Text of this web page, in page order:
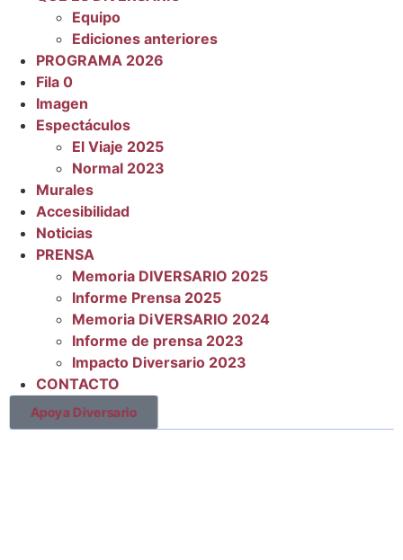
Equipo
Ediciones anteriores
PROGRAMA 2026
Fila 0
Imagen
Espectáculos
El Viaje 2025
Normal 2023
Murales
Accesibilidad
Noticias
PRENSA
Memoria DIVERSARIO 2025
Informe Prensa 2025
Memoria DiVERSARIO 2024
Informe de prensa 2023
Impacto Diversario 2023
CONTACTO
Apoya Diversario